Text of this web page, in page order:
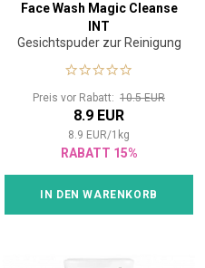
Face Wash Magic Cleanse
INT
Gesichtspuder zur Reinigung
Preis vor Rabatt: 10.5 EUR
8.9 EUR
8.9 EUR/1 kg
RABATT 15%
IN DEN WARENKORB